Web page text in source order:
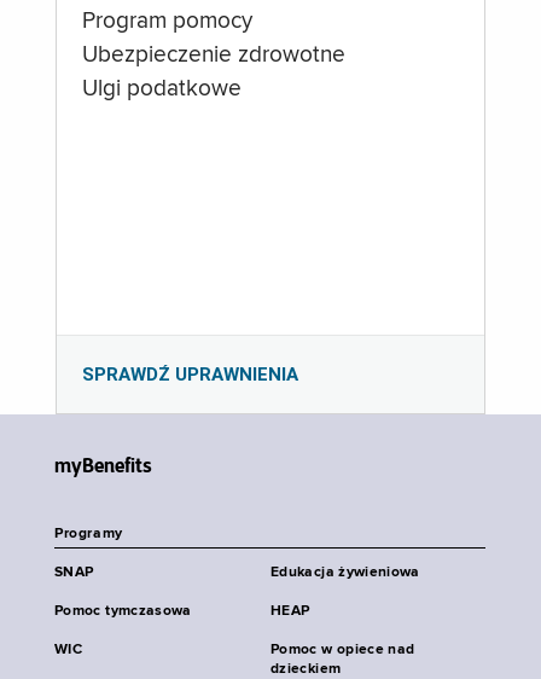
Program pomocy
Ubezpieczenie zdrowotne
Ulgi podatkowe
SPRAWDŹ UPRAWNIENIA
myBenefits
Programy
SNAP Edukacja żywieniowa
Pomoc tymczasowa HEAP
WIC
Pomoc w opiece nad
dzieckiem